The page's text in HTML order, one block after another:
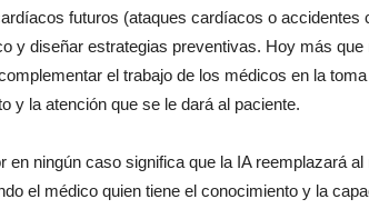
futuros (ataques cardíacos o
y diseñar estrategias preventivas. Hoy más
el trabajo de los médicos en la
y la atención que se le dará al paciente.
en ningún caso significa que la IA reemplazará
el médico quien tiene el conocimiento y la